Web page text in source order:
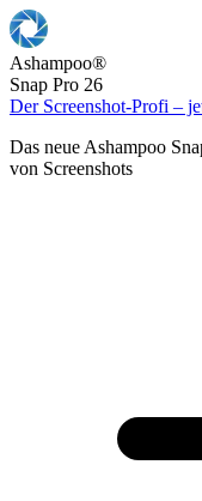
Ashampoo®
Snap Pro 26
Der Screenshot-Profi –
Das neue Ashampoo
von Screenshots